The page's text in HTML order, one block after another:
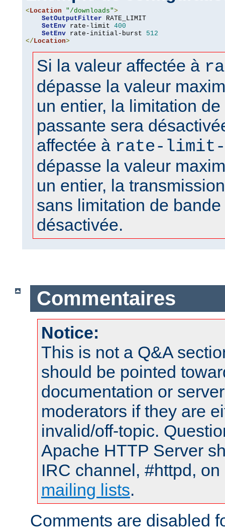
<Location "/downloads">
SetOutputFilter RATE_LIMIT
SetEnv rate-limit 400
SetEnv rate-initial-burst 512
</Location>
Si la valeur affectée à
dépasse la valeur
un entier, la limitation
passante sera
affectée à rate-
dépasse la valeur
un entier, la
sans limitation de
désactivée.
Commentaires
Notice:
This is not a Q&A
should be pointed
documentation or
moderators if they are
invalid/off-topic.
Apache HTTP Server
IRC channel, #httpd,
mailing lists.
Comments are disabled